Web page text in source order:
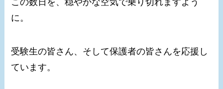
に。
受験生の皆さん、そして保護者の皆さんを応援し
ています。